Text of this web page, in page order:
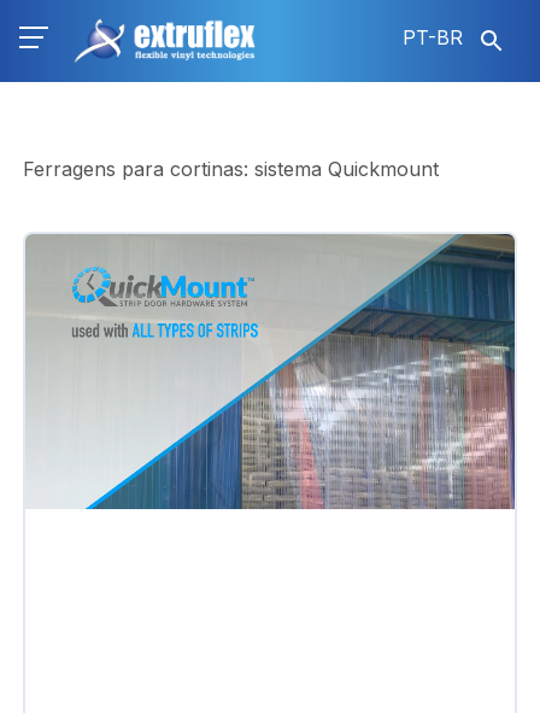
para
PT-BR
Ferragens para cortinas: sistema Quickmount